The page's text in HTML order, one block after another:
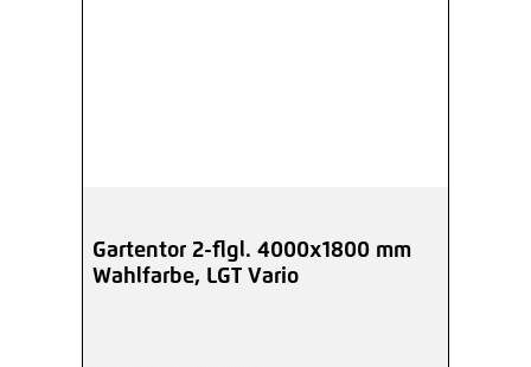
Gartentor 2-flgl. 4000x1800 mm
Wahlfarbe, LGT Vario